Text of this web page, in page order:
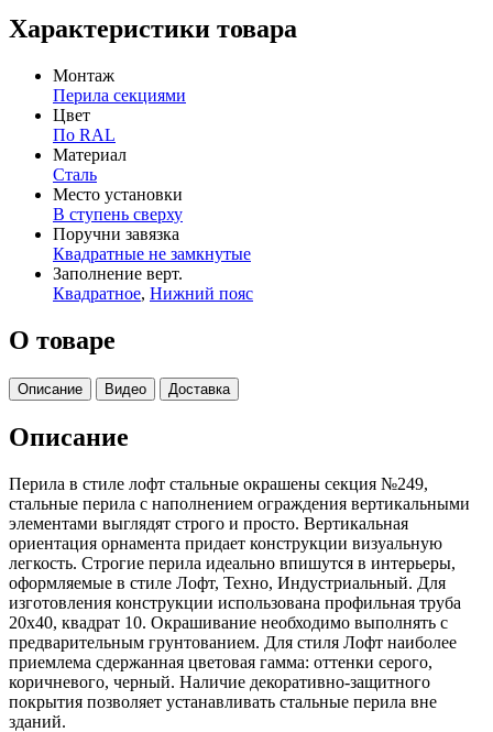
Характеристики товара
Монтаж
Перила секциями
Цвет
По RAL
Материал
Сталь
Место установки
В ступень сверху
Поручни завязка
Квадратные не замкнутые
Заполнение верт.
Квадратное, Нижний пояс
О товаре
Описание Видео Доставка
Описание
Перила в стиле лофт стальные окрашены секция №249,
стальные перила с наполнением ограждения вертикальными
элементами выглядят строго и просто. Вертикальная
ориентация орнамента придает конструкции визуальную
легкость. Строгие перила идеально впишутся в интерьеры,
оформляемые в стиле Лофт, Техно, Индустриальный. Для
изготовления конструкции использована профильная труба
20х40, квадрат 10. Окрашивание необходимо выполнять с
предварительным грунтованием. Для стиля Лофт наиболее
приемлема сдержанная цветовая гамма: оттенки серого,
коричневого, черный. Наличие декоративно-защитного
покрытия позволяет устанавливать стальные перила вне
зданий.